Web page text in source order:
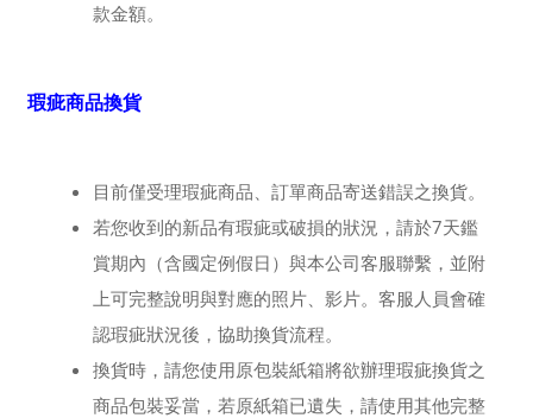
款金額。
瑕疵商品換貨
目前僅受理瑕疵商品、訂單商品寄送錯誤之換貨。
若您收到的新品有瑕疵或破損的狀況，請於7天鑑
賞期內（含國定例假日）與本公司客服聯繫，並附
上可完整說明與對應的照片、影片。客服人員會確
認瑕疵狀況後，協助換貨流程。
換貨時，請您使用原包裝紙箱將欲辦理瑕疵換貨之
商品包裝妥當，若原紙箱已遺失，請使用其他完整